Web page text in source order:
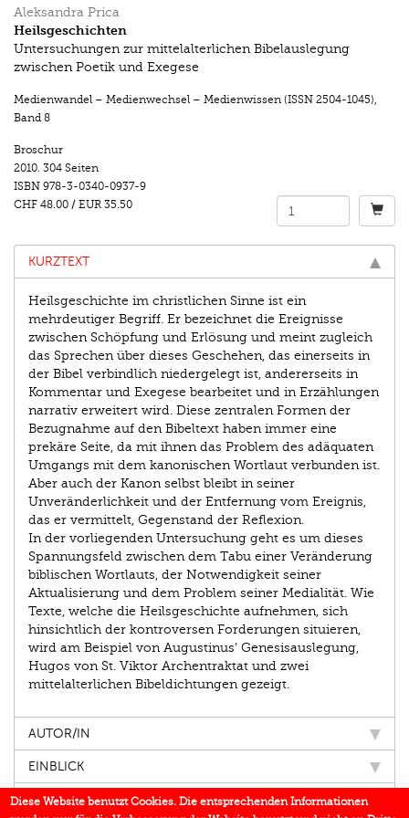
Aleksandra Prica
Heilsgeschichten
Untersuchungen zur mittelalterlichen Bibelauslegung
zwischen Poetik und Exegese
Medienwandel – Medienwechsel – Medienwissen (ISSN 2504-1045),
Band 8
Broschur
2010. 304 Seiten
ISBN 978-3-0340-0937-9
CHF 48.00 / EUR 35.50
KURZTEXT
Heilsgeschichte im christlichen Sinne ist ein
mehrdeutiger Begriff. Er bezeichnet die Ereignisse
zwischen Schöpfung und Erlösung und meint zugleich
das Sprechen über dieses Geschehen, das einerseits in
der Bibel verbindlich niedergelegt ist, andererseits in
Kommentar und Exegese bearbeitet und in Erzählungen
narrativ erweitert wird. Diese zentralen Formen der
Bezugnahme auf den Bibeltext haben immer eine
prekäre Seite, da mit ihnen das Problem des adäquaten
Umgangs mit dem kanonischen Wortlaut verbunden ist.
Aber auch der Kanon selbst bleibt in seiner
Unveränderlichkeit und der Entfernung vom Ereignis,
das er vermittelt, Gegenstand der Reflexion.
In der vorliegenden Untersuchung geht es um dieses
Spannungsfeld zwischen dem Tabu einer Veränderung
biblischen Wortlauts, der Notwendigkeit seiner
Aktualisierung und dem Problem seiner Medialität. Wie
Texte, welche die Heilsgeschichte aufnehmen, sich
hinsichtlich der kontroversen Forderungen situieren,
wird am Beispiel von Augustinus’ Genesisauslegung,
Hugos von St. Viktor Archentraktat und zwei
mittelalterlichen Bibeldichtungen gezeigt.
AUTOR/IN
EINBLICK
IN DEN MEDIEN
Diese Website benutzt Cookies. Die entsprechenden Informationen